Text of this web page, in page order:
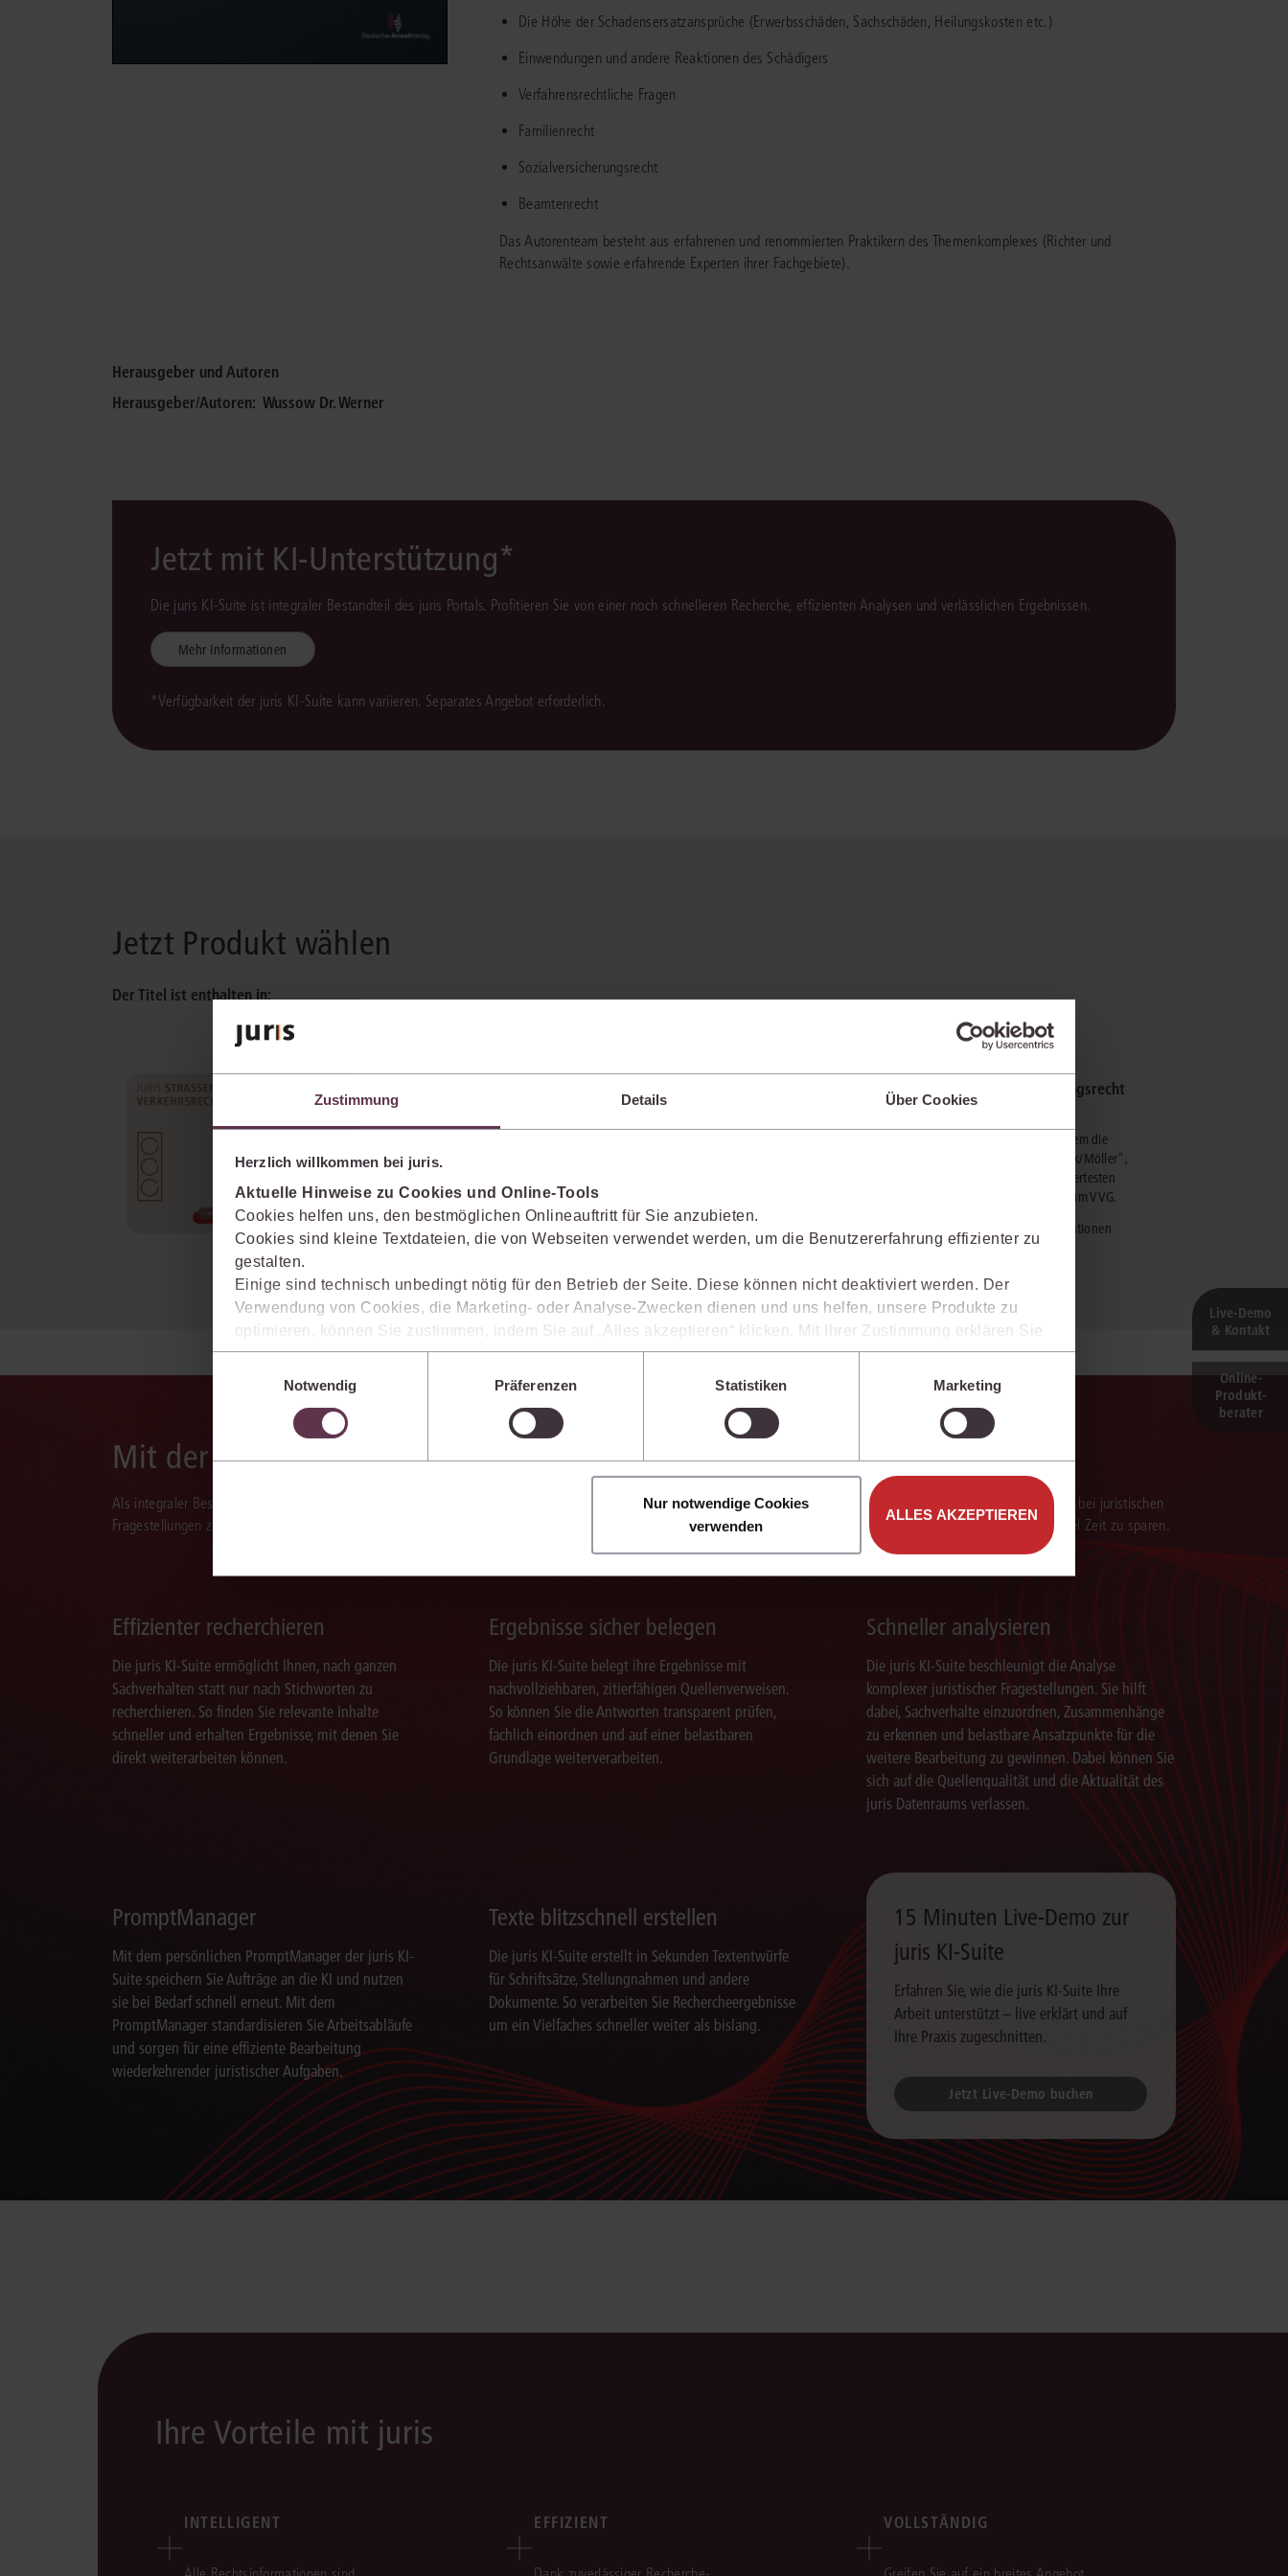
Zustimmung Details Über Cookies
Herzlich willkommen bei juris.
Aktuelle Hinweise zu Cookies und Online-Tools
Cookies helfen uns, den bestmöglichen Onlineauftritt für Sie anzubieten.
Cookies sind kleine Textdateien, die von Webseiten verwendet werden, um die Benutzererfahrung effizienter zu
gestalten.
Einige sind technisch unbedingt nötig für den Betrieb der Seite. Diese können nicht deaktiviert werden. Der
Verwendung von Cookies, die Marketing- oder Analyse-Zwecken dienen und uns helfen, unsere Produkte zu
optimieren, können Sie zustimmen, indem Sie auf „Alles akzeptieren“ klicken. Mit Ihrer Zustimmung erklären Sie
sich auch damit einverstanden, dass die mittels der Cookies erhobenen Daten möglicherweise in Drittländer (z.B.
die USA) übermittelt werden, die ein niedrigeres Datenschutzniveau als die EU aufweisen.
im Cookiebanner sowie in unseren
Hinweisen zum Datenschutz
Notwendig
Präferenzen Statistiken Marketing
Nur notwendige Cookies
verwenden
ALLES AKZEPTIEREN
Medizinrecht
Immaterialgüterrecht
Zivil- und Zivilprozessrecht
Die Höhe der Schadensersatzansprüche (Erwerbsschäden, Sachschäden, Heilungskosten etc.)
Einwendungen und andere Reaktionen des Schädigers
Verfahrensrechtliche Fragen
Familienrecht
Sozialversicherungsrecht
Beamtenrecht
Das Autorenteam besteht aus erfahrenen und renommierten Praktikern des Themenkomplexes (Richter und
Rechtsanwälte sowie erfahrende Experten ihrer Fachgebiete).
Herausgeber und Autoren
Herausgeber/Autoren: Wussow Dr. Werner
Jetzt mit KI-Unterstützung*
Die juris KI-Suite ist integraler Bestandteil des juris Portals. Profitieren Sie von einer noch schnelleren Recherche, effizienten Analysen und verlässlichen Ergebnissen.
Mehr Informationen
*Verfügbarkeit der juris KI-Suite kann variieren. Separates Angebot erforderlich.
Jetzt Produkt wählen
Der Titel ist enthalten in:
Berührungspunkten zum Zivil-,
Verwaltungs- und Strafrecht bis hin
zum Versicherungsrecht.
mehr Informationen
juris Versicherungsrecht
Premium
Erlaubt unter anderem die
Recherche im "Bruck/Möller",
einem der renommiertesten
Großkommentare zum VVG.
mehr Informationen
Mit der juris KI-Suite denkt das Wissen mit.
Als integraler Bestandteil des juris Portals unterstützt Sie die juris KI-Suite nicht nur bei der Recherche, sondern auch bei der Weiterverarbeitung der Ergebnisse. Sie hilft, bei juristischen
Fragestellungen zu recherchieren, zu analysieren, relevante Inhalte einzuordnen, Argumentationen transparent zu belegen und mit darauf aufbauenden Textentwürfen viel Zeit zu sparen.
Effizienter recherchieren
Die juris KI-Suite ermöglicht Ihnen, nach ganzen
Sachverhalten statt nur nach Stichworten zu
recherchieren. So finden Sie relevante Inhalte
schneller und erhalten Ergebnisse, mit denen Sie
direkt weiterarbeiten können.
Ergebnisse sicher belegen
Die juris KI-Suite belegt ihre Ergebnisse mit
nachvollziehbaren, zitierfähigen Quellenverweisen.
So können Sie die Antworten transparent prüfen,
fachlich einordnen und auf einer belastbaren
Grundlage weiterverarbeiten.
Schneller analysieren
Die juris KI-Suite beschleunigt die Analyse
komplexer juristischer Fragestellungen. Sie hilft
dabei, Sachverhalte einzuordnen, Zusammenhänge
zu erkennen und belastbare Ansatzpunkte für die
weitere Bearbeitung zu gewinnen. Dabei können Sie
sich auf die Quellenqualität und die Aktualität des
juris Datenraums verlassen.
PromptManager
Mit dem persönlichen PromptManager der juris KI-
Suite speichern Sie Aufträge an die KI und nutzen
sie bei Bedarf schnell erneut. Mit dem
PromptManager standardisieren Sie Arbeitsabläufe
und sorgen für eine effiziente Bearbeitung
wiederkehrender juristischer Aufgaben.
Texte blitzschnell erstellen
Die juris KI-Suite erstellt in Sekunden Textentwürfe
für Schriftsätze, Stellungnahmen und andere
Dokumente. So verarbeiten Sie Rechercheergebnisse
um ein Vielfaches schneller weiter als bislang.
15 Minuten Live-Demo zur
juris KI-Suite
Erfahren Sie, wie die juris KI-Suite Ihre
Arbeit unterstützt – live erklärt und auf
Ihre Praxis zugeschnitten.
Jetzt Live-Demo buchen
Ihre Vorteile mit juris
INTELLIGENT EFFIZIENT VOLLSTÄNDIG
Live‑Demo
& Kontakt
Online-
Produkt­
berater